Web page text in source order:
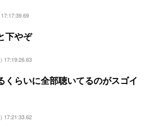
下やぞ
17:19:26.63
くらいに全部聴いてるのがスゴイ
17:21:33.62